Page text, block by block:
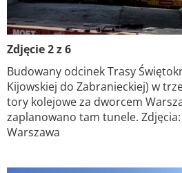
Zdjęcie 2 z 6
Budowany odcinek Trasy
Kijowskiej do Zabranieckiej) w
tory kolejowe za dworcem
zaplanowano tam tunele.
Warszawa